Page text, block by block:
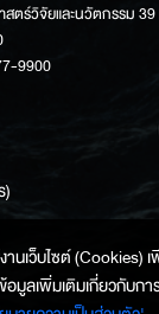
ตร์วิจัยและนวัตกรรม
9900
)
งานเว็บไซต์
มูลเพิ่มเติมเกี่ยวกับกา